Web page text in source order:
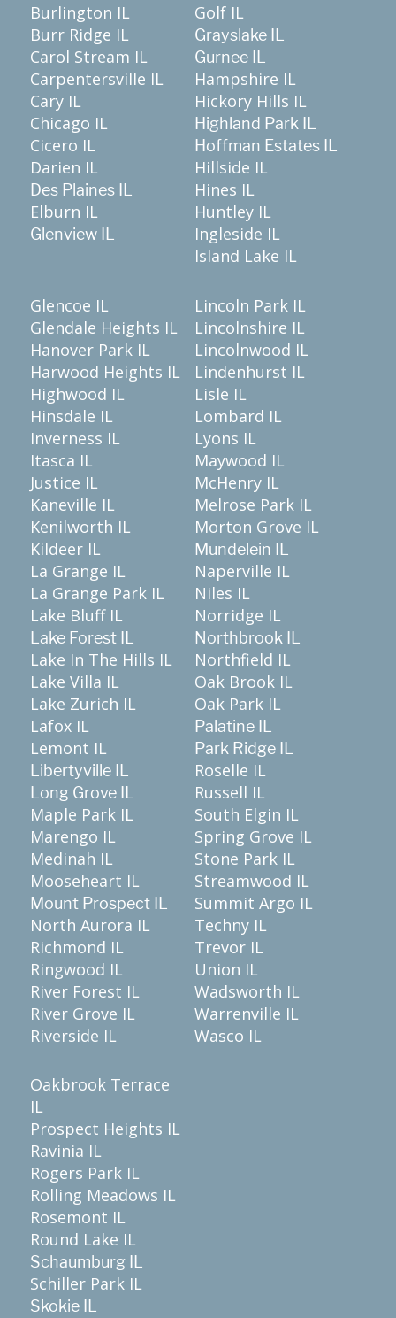
Burlington IL
Burr Ridge IL
Carol Stream IL
Carpentersville IL
Cary IL
Chicago IL
Cicero IL
Darien IL
Des Plaines IL
Elburn IL
Glenview IL
Golf IL
Grayslake IL
Gurnee IL
Hampshire IL
Hickory Hills IL
Highland Park IL
Hoffman Estates IL
Hillside IL
Hines IL
Huntley IL
Ingleside IL
Island Lake IL
Glencoe IL
Glendale Heights IL
Hanover Park IL
Harwood Heights IL
Highwood IL
Hinsdale IL
Inverness IL
Itasca IL
Justice IL
Kaneville IL
Kenilworth IL
Kildeer IL
La Grange IL
La Grange Park IL
Lake Bluff IL
Lake Forest IL
Lake In The Hills IL
Lake Villa IL
Lake Zurich IL
Lafox IL
Lemont IL
Libertyville IL
Long Grove IL
Maple Park IL
Marengo IL
Medinah IL
Mooseheart IL
Mount Prospect IL
North Aurora IL
Richmond IL
Ringwood IL
River Forest IL
River Grove IL
Riverside IL
Lincoln Park IL
Lincolnshire IL
Lincolnwood IL
Lindenhurst IL
Lisle IL
Lombard IL
Lyons IL
Maywood IL
McHenry IL
Melrose Park IL
Morton Grove IL
Mundelein IL
Naperville IL
Niles IL
Norridge IL
Northbrook IL
Northfield IL
Oak Brook IL
Oak Park IL
Palatine IL
Park Ridge IL
Roselle IL
Russell IL
South Elgin IL
Spring Grove IL
Stone Park IL
Streamwood IL
Summit Argo IL
Techny IL
Trevor IL
Union IL
Wadsworth IL
Warrenville IL
Wasco IL
Oakbrook Terrace
IL
Prospect Heights IL
Ravinia IL
Rogers Park IL
Rolling Meadows IL
Rosemont IL
Round Lake IL
Schaumburg IL
Schiller Park IL
Skokie IL